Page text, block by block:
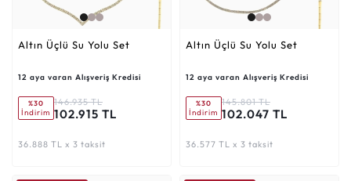
Altın Üçlü Su Yolu Set
12 aya varan Alışveriş Kredisi
%30
İndirim
146.935 TL
102.915 TL
36.888 TL x 3 taksit
Altın Üçlü Su Yolu Set
12 aya varan Alışveriş Kredisi
%30
İndirim
145.801 TL
102.047 TL
36.577 TL x 3 taksit